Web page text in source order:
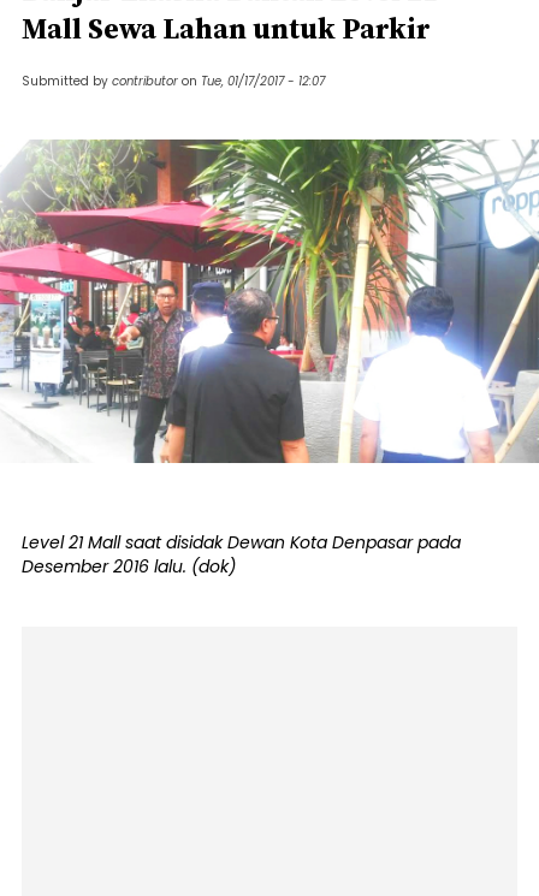
Mall Sewa Lahan untuk Parkir
Submitted by contributor on Tue, 01/17/2017 - 12:07
Level 21 Mall saat disidak Dewan Kota Denpasar pada
Desember 2016 lalu. (dok)